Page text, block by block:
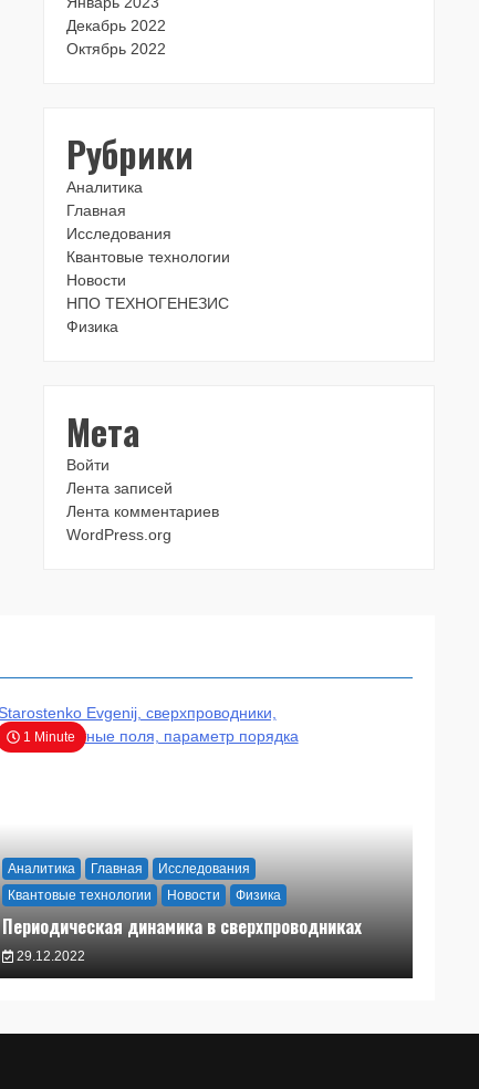
Декабрь 2022
Октябрь 2022
Рубрики
Аналитика
Главная
Исследования
Квантовые технологии
Новости
НПО ТЕХНОГЕНЕЗИС
Физика
Мета
Войти
Лента записей
Лента комментариев
WordPress.org
1 Minute
Аналитика Главная
Исследования
Квантовые технологии
Новости Физика
Периодическая динамика в сверхпроводниках
29.12.2022